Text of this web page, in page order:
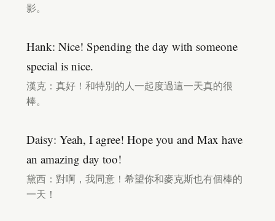
影。
Hank: Nice! Spending the day with someone
special is nice.
漢克：真好！和特別的人一起度過這一天真的很
棒。
Daisy: Yeah, I agree! Hope you and Max have
an amazing day too!
黛西：對啊，我同意！希望你和麥克斯也有個棒的
一天！